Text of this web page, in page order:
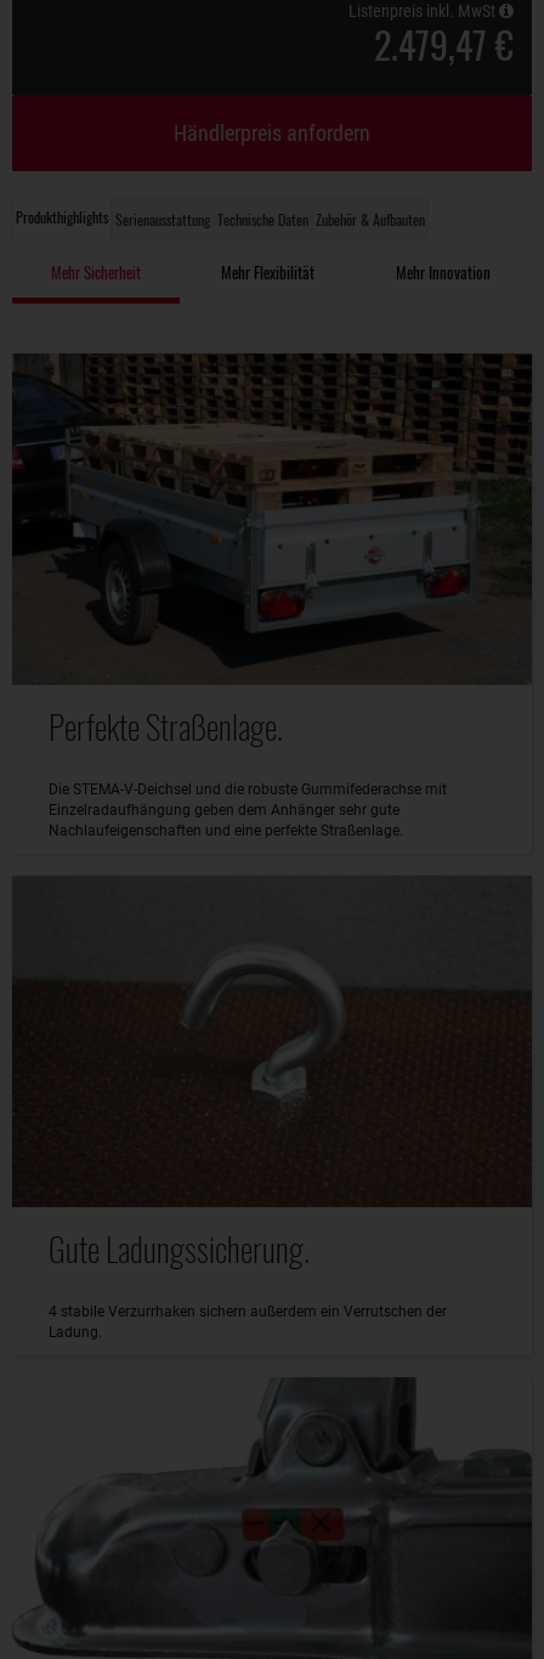
Produkthighlights Serienausstattung Technische Daten Zubehör & Aufbauten
Mehr Sicherheit Mehr Flexibilität Mehr Innovation
Perfekte Straßenlage.
Die STEMA-V-Deichsel und die robuste Gummifederachse mit
Einzelradaufhängung geben dem Anhänger sehr gute
Nachlaufeigenschaften und eine perfekte Straßenlage.
Gute Ladungssicherung.
4 stabile Verzurrhaken sichern außerdem ein Verrutschen der
Ladung.
Listenpreis inkl. MwSt
2.479,47 €
Händlerpreis anfordern